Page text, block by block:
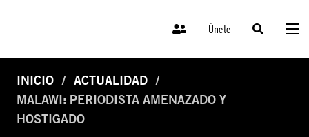
Únete
INICIO
ACTUALIDAD
MALAWI: PERIODISTA AMENAZADO Y
HOSTIGADO